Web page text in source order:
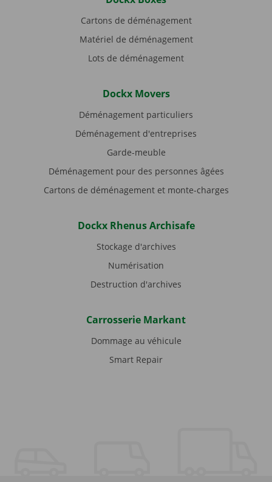
Cartons de déménagement
Matériel de déménagement
Lots de déménagement
Dockx Movers
Déménagement particuliers
Déménagement d'entreprises
Garde-meuble
Déménagement pour des personnes âgées
Cartons de déménagement et monte-charges
Dockx Rhenus Archisafe
Stockage d'archives
Numérisation
Destruction d'archives
Carrosserie Markant
Dommage au véhicule
Smart Repair